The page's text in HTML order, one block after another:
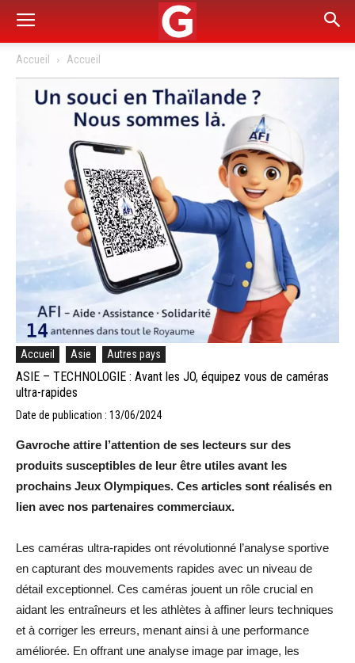
Accueil Accueil
Accueil Asie Autres pays
ASIE – TECHNOLOGIE : Avant les JO, équipez vous de caméras
ultra-rapides
Date de publication : 13/06/2024
Gavroche attire l’attention de ses lecteurs sur des
produits susceptibles de leur être utiles avant les
prochains Jeux Olympiques. Ces articles sont réalisés en
lien avec nos partenaires commerciaux.
Les caméras ultra-rapides ont révolutionné l’analyse sportive
en capturant des mouvements rapides avec un niveau de
détail exceptionnel. Ces caméras jouent un rôle crucial en
aidant les entraîneurs et les athlètes à affiner leurs techniques
et à corriger les erreurs, menant ainsi à une performance
améliorée. En offrant une analyse image par image, les